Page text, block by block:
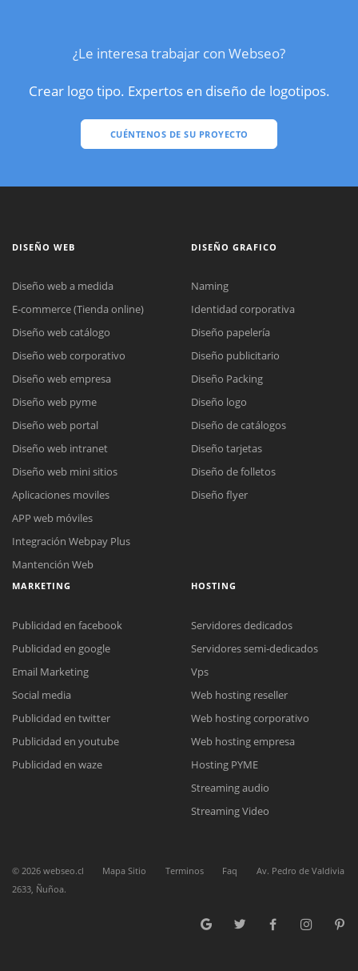
¿Le interesa trabajar con Webseo?
Crear logo tipo. Expertos en diseño de logotipos.
CUÉNTENOS DE SU PROYECTO
Reunión online
Nuestros ejecutivos le enviarán un correo electrónico con el enlace a
Cotización
Complete el formulario y nos contactaremos a la brevedad.
Chat Online
Todos nuestros ejecutivos están fuera de línea. Complete el formulario
para enviarnos un correo electrónico con sus datos personales.
DISEÑO WEB
Diseño web a medida
E-commerce (Tienda online)
Diseño web catálogo
Diseño web corporativo
Diseño web empresa
Diseño web pyme
Diseño web portal
Diseño web intranet
Diseño web mini sitios
Aplicaciones moviles
APP web móviles
Integración Webpay Plus
Mantención Web
DISEÑO GRAFICO
Naming
Identidad corporativa
Diseño papelería
Diseño publicitario
Diseño Packing
Diseño logo
Diseño de catálogos
Diseño tarjetas
Diseño de folletos
Diseño flyer
MARKETING
Publicidad en facebook
Publicidad en google
Email Marketing
Social media
Publicidad en twitter
Publicidad en youtube
Publicidad en waze
HOSTING
Servidores dedicados
Servidores semi-dedicados
Vps
Web hosting reseller
Web hosting corporativo
Web hosting empresa
Hosting PYME
Streaming audio
Streaming Video
© 2026 webseo.cl Mapa Sitio Terminos Faq
Av. Pedro de Valdivia
2633, Ñuñoa.